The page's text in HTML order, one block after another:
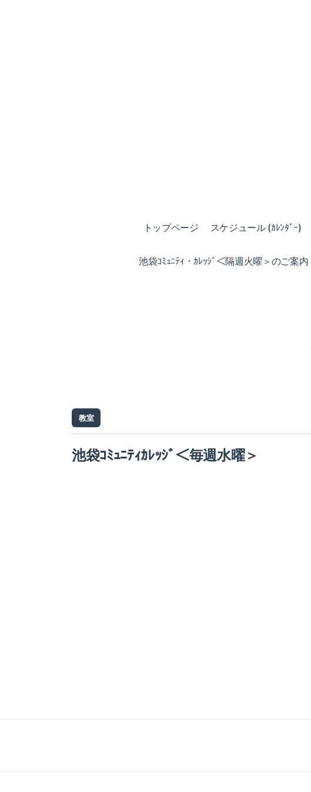
トップページ スケジュール (ｶﾚﾝﾀﾞｰ)
池袋ｺﾐｭﾆﾃｨ・ｶﾚｯｼﾞ＜隔週火曜＞のご案内
教室
池袋ｺﾐｭﾆﾃｨｶﾚｯｼﾞ＜毎週水曜＞